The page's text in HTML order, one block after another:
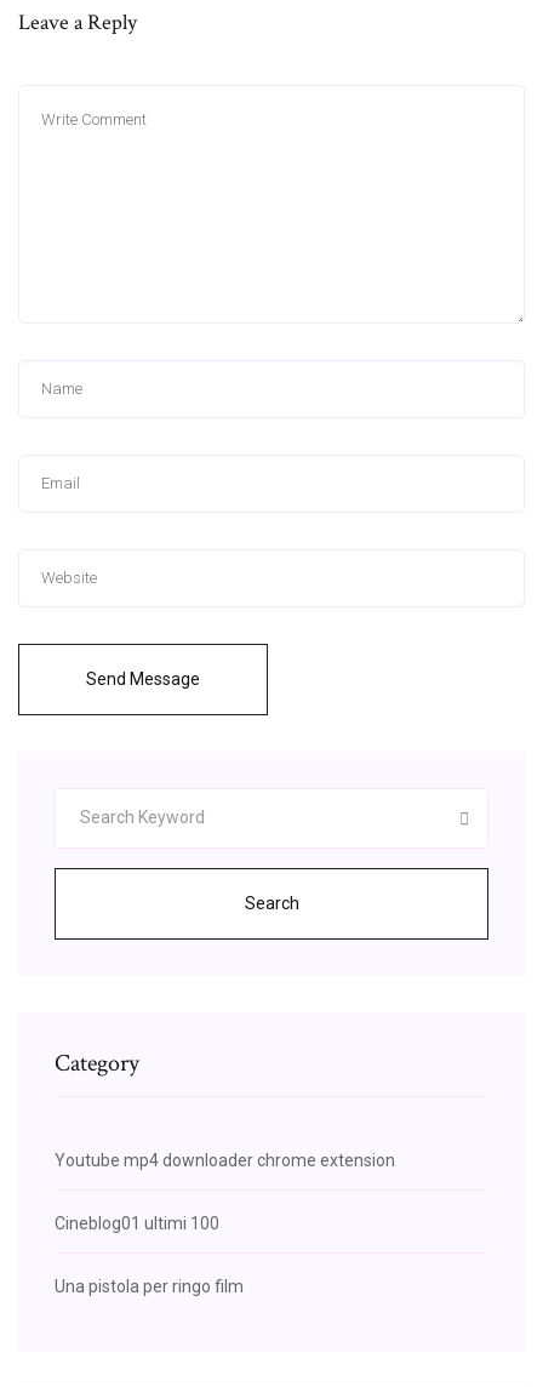
Leave a Reply
Send Message
Search
Category
Youtube mp4 downloader chrome extension
Cineblog01 ultimi 100
Una pistola per ringo film